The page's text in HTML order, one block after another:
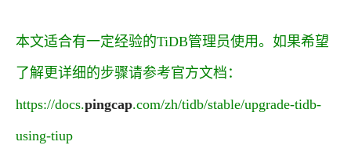
本文适合有一定经验的TiDB管理员使用。如果希望
了解更详细的步骤请参考官方文档：
https://docs.pingcap.com/zh/tidb/stable/upgrade-tidb-
using-tiup